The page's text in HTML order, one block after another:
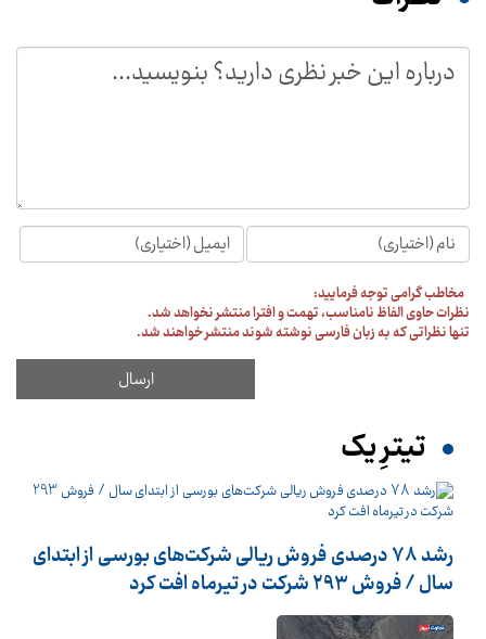
مخاطب گرامی توجه فرمایید:
نظرات حاوی الفاظ نامناسب، تهمت و افترا منتشر نخواهد شد.
تنها نظراتی که به زبان فارسی نوشته شوند منتشر خواهند شد.
تیترِ یک
رشد 78 درصدی فروش ریالی شرکت‌های بورسی از ابتدای
سال / فروش 293 شرکت در تیرماه افت کرد